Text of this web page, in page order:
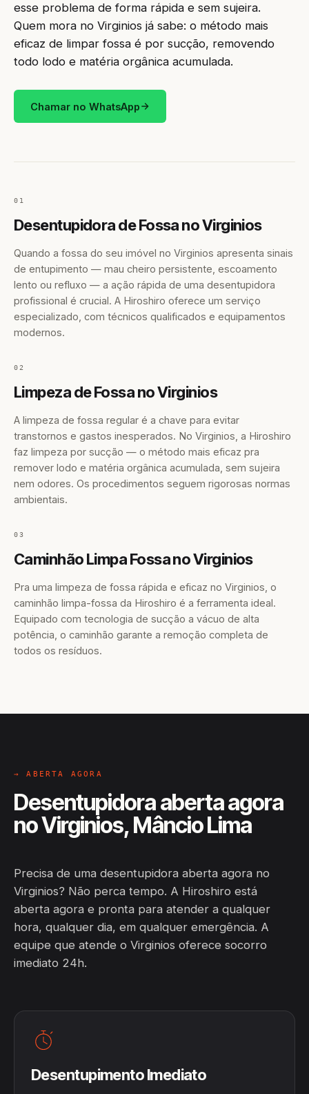
esse problema de forma rápida e sem sujeira.
Quem mora no Virginios já sabe: o método mais
eficaz de limpar fossa é por sucção, removendo
todo lodo e matéria orgânica acumulada.
Chamar no WhatsApp
01
Desentupidora de Fossa no Virginios
Quando a fossa do seu imóvel no Virginios apresenta sinais
de entupimento — mau cheiro persistente, escoamento
lento ou refluxo — a ação rápida de uma desentupidora
profissional é crucial. A Hiroshiro oferece um serviço
especializado, com técnicos qualificados e equipamentos
modernos.
02
Limpeza de Fossa no Virginios
A limpeza de fossa regular é a chave para evitar
transtornos e gastos inesperados. No Virginios, a Hiroshiro
faz limpeza por sucção — o método mais eficaz pra
remover lodo e matéria orgânica acumulada, sem sujeira
nem odores. Os procedimentos seguem rigorosas normas
ambientais.
03
Caminhão Limpa Fossa no Virginios
Pra uma limpeza de fossa rápida e eficaz no Virginios, o
caminhão limpa-fossa da Hiroshiro é a ferramenta ideal.
Equipado com tecnologia de sucção a vácuo de alta
potência, o caminhão garante a remoção completa de
todos os resíduos.
→ ABERTA AGORA
Desentupidora aberta agora
no Virginios, Mâncio Lima
Precisa de uma desentupidora aberta agora no
Virginios? Não perca tempo. A Hiroshiro está
aberta agora e pronta para atender a qualquer
hora, qualquer dia, em qualquer emergência. A
equipe que atende o Virginios oferece socorro
imediato 24h.
Desentupimento Imediato